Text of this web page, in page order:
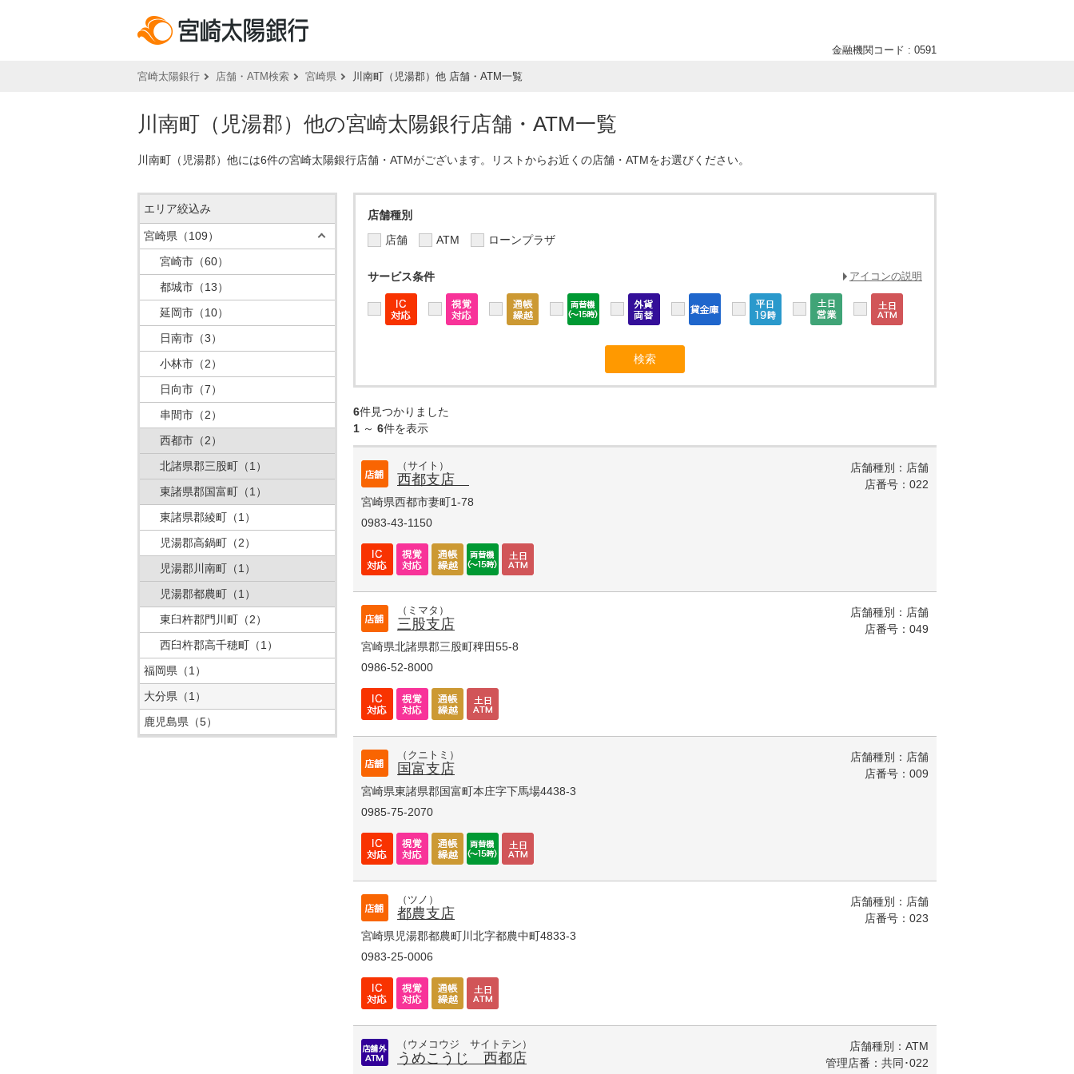
金融機関コード : 0591
宮崎太陽銀行 店舗・ATM検索 宮崎県 川南町（児湯郡）他 店舗・ATM一覧
川南町（児湯郡）他の宮崎太陽銀行店舗・ATM一覧
川南町（児湯郡）他には6件の宮崎太陽銀行店舗・ATMがございます。リストからお近くの店舗・ATMをお選びください。
店舗種別
店舗
ATM ローンプラザ
サービス条件 アイコンの説明
6件見つかりました
1 ～ 6件を表示
（サイト）
西都支店
宮崎県西都市妻町1-78
0983-43-1150
店舗種別：店舗
店番号：022
（ミマタ）
三股支店
宮崎県北諸県郡三股町稗田55-8
0986-52-8000
店舗種別：店舗
店番号：049
（クニトミ）
国富支店
宮崎県東諸県郡国富町本庄字下馬場4438-3
0985-75-2070
店舗種別：店舗
店番号：009
（ツノ）
都農支店
宮崎県児湯郡都農町川北字都農中町4833-3
0983-25-0006
店舗種別：店舗
店番号：023
（ウメコウジ サイトテン）
うめこうじ 西都店
店舗種別：ATM
管理店番：共同･022
エリア絞込み
宮崎県 （109）
宮崎市 （60）
都城市 （13）
延岡市 （10）
日南市 （3）
小林市 （2）
日向市 （7）
串間市 （2）
西都市 （2）
北諸県郡三股町 （1）
東諸県郡国富町 （1）
東諸県郡綾町 （1）
児湯郡高鍋町 （2）
児湯郡川南町 （1）
児湯郡都農町 （1）
東臼杵郡門川町 （2）
西臼杵郡高千穂町 （1）
福岡県 （1）
大分県 （1）
鹿児島県 （5）